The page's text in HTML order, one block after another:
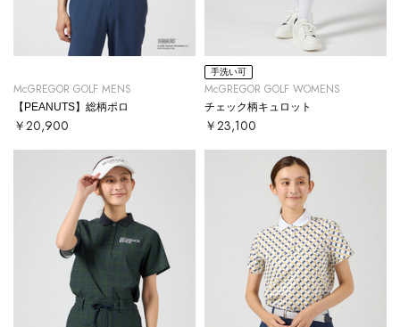
McGREGOR GOLF MENS
【PEANUTS】総柄ポロ
￥20,900
手洗い可
McGREGOR GOLF WOMENS
チェック柄キュロット
￥23,100